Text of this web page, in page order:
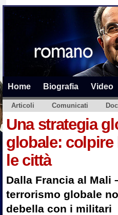
Home Biografia Video
Articoli Comunicati
Una strategia
globale:
le città
Dalla Francia al Mali
terrorismo globale
debella con i militari